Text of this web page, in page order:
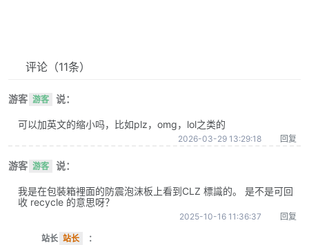
评论 （11条）
游客 游客 说：
可以加英文的缩小吗，比如plz，omg，lol之类的
2026-03-29 13:29:18 回复
游客 游客 说：
我是在包裝箱裡面的防震泡沫板上看到CLZ 標識的。 是不是可回
收 recycle 的意思呀？
2025-10-16 11:36:37 回复
站长 站长 ：